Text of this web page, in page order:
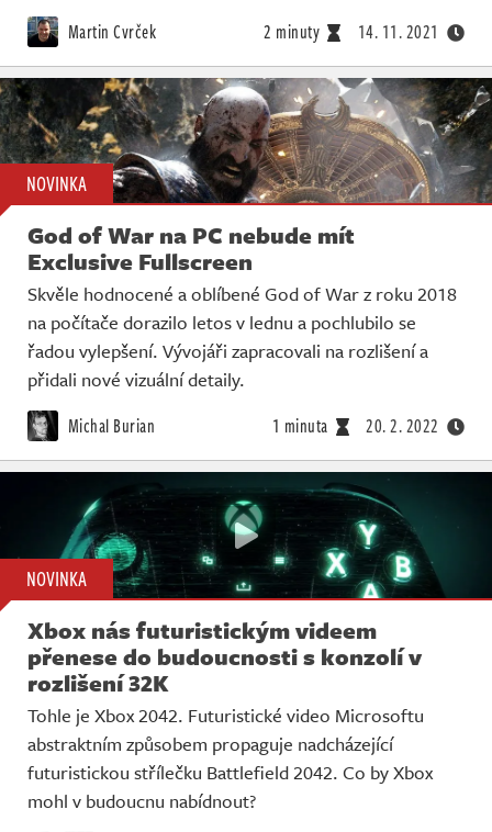
Martin Cvrček 2 minuty 14. 11. 2021
NOVINKA
God of War na PC nebude mít
Exclusive Fullscreen
Skvěle hodnocené a oblíbené God of War z roku 2018
na počítače dorazilo letos v lednu a pochlubilo se
řadou vylepšení. Vývojáři zapracovali na rozlišení a
přidali nové vizuální detaily.
Michal Burian 1 minuta 20. 2. 2022
NOVINKA
Xbox nás futuristickým videem
přenese do budoucnosti s konzolí v
rozlišení 32K
Tohle je Xbox 2042. Futuristické video Microsoftu
abstraktním způsobem propaguje nadcházející
futuristickou střílečku Battlefield 2042. Co by Xbox
mohl v budoucnu nabídnout?